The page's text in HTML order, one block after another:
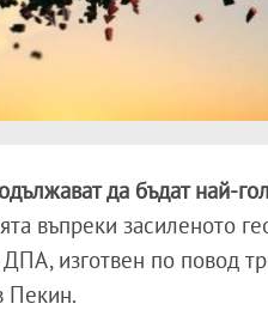
да бъдат най-
въпреки засиленото
изготвен по повод
Пекин.